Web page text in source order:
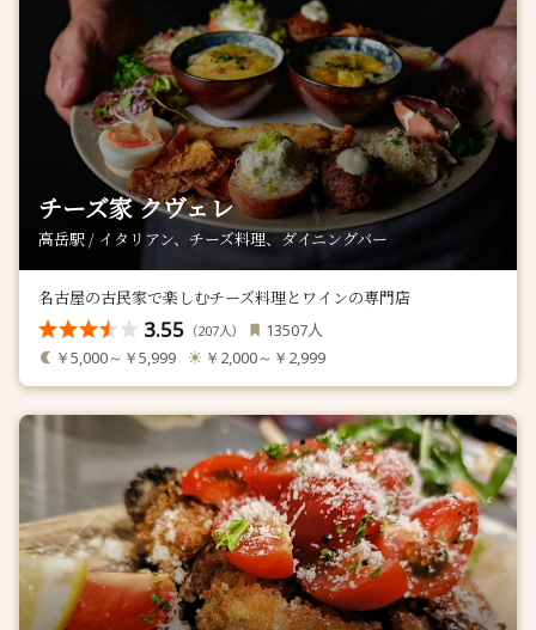
チーズ家 クヴェレ
高岳駅 / イタリアン、チーズ料理、ダイニングバー
名古屋の古民家で楽しむチーズ料理とワインの専門店
3.55 （207人） 13507人
￥5,000～￥5,999 ￥2,000～￥2,999